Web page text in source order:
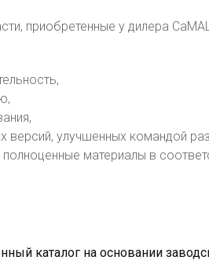
приобретенные у дилера
версий, улучшенных командой
полноценные материалы в
каталог на основании